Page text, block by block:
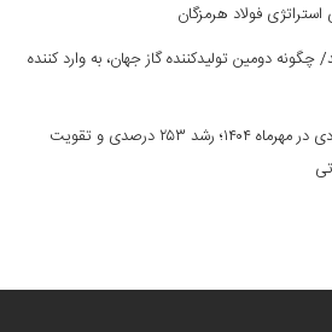
فولاد هرمزگان
چگونه دومین تولیدکننده گاز جهان، به وارد کننده
جهش چشمگیر درآمد بانک دی در مهرماه ۱۴۰۴؛ رشد ۲۵۳ درصدی و تقویت